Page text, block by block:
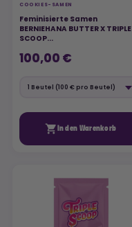
COOKIES-SAMEN
Feminisierte Samen
BERNIEHANA BUTTER X TRIPLE
SCOOP...
100,00 €
 In den Warenkorb